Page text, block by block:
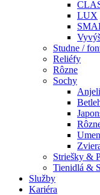
LUX
Studne /
Reliéfy
Rôzne
Sochy
Striešky &
Tienidlá &
Služby
Kariéra